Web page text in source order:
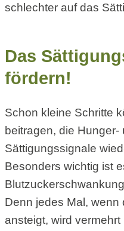
schlechter auf das
Das
fördern!
Schon kleine Schritte
beitragen, die Hunger-
Sättigungssignale
Besonders wichtig ist
Denn jedes Mal, wenn
ansteigt, wird